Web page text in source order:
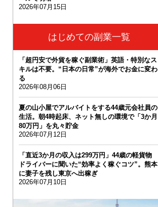
2026年07月15日
はじめての副業一覧
「超円安で外貨を稼ぐ副業術」英語・特別なス
キルは不要。“日本の日常”が海外でお金に変わ
る
2026年08月06日
夏の山小屋でアルバイトをする44歳元会社員の
生活。朝4時起床、ネット無しの環境で「3か月
80万円」を丸々貯金
2026年07月12日
「直近3か月の収入は299万円」44歳の軽貨物
ドライバーに聞いた“効率よく稼ぐコツ”。熊本
に妻子を残し東京へ出稼ぎ
2026年07月10日